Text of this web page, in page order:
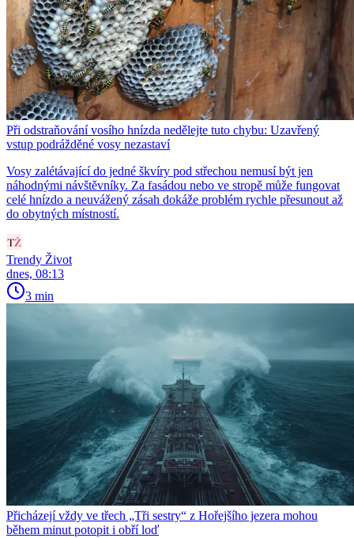
Při odstraňování vosího hnízda nedělejte tuto chybu: Uzavřený
vstup podrážděné vosy nezastaví
Vosy zalétávající do jedné škvíry pod střechou nemusí být jen
náhodnými návštěvníky. Za fasádou nebo ve stropě může fungovat
celé hnízdo a neuvážený zásah dokáže problém rychle přesunout až
do obytných místností.
Trendy Život
dnes, 08:13
3 min
Přicházejí vždy ve třech „Tři sestry“ z Hořejšího jezera mohou
během minut potopit i obří loď